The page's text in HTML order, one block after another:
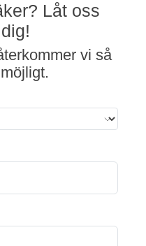
Låt oss
vi så